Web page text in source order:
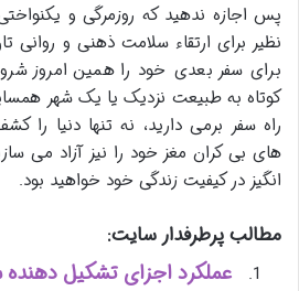
پس اجازه ندهید که روزمرگی و
نظیر برای ارتقاء سلامت ذهنی و روانی
برای سفر بعدی خود را همین امروز
کوتاه به طبیعت نزدیک یا یک شهر
راه سفر برمی دارید، نه تنها دنیا را
های بی کران مغز خود را نیز آزاد می
انگیز در کیفیت زندگی خود خواهید بود.
مطالب پرطرفدار سایت:
عملکرد اجزای تشکیل